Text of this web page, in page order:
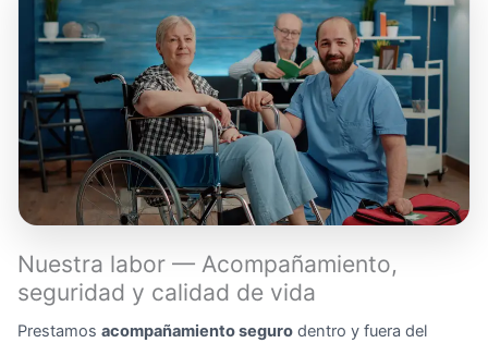
Nuestra labor — Acompañamiento,
seguridad y calidad de vida
Prestamos acompañamiento seguro dentro y fuera del